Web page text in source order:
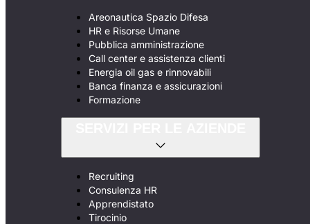
Areonautica Spazio Difesa
HR e Risorse Umane
Pubblica amministrazione
Call center e assistenza clienti
Energia oil gas e rinnovabili
Banca finanza e assicurazioni
Formazione
Recruiting
Consulenza HR
Apprendistato
Tirocinio